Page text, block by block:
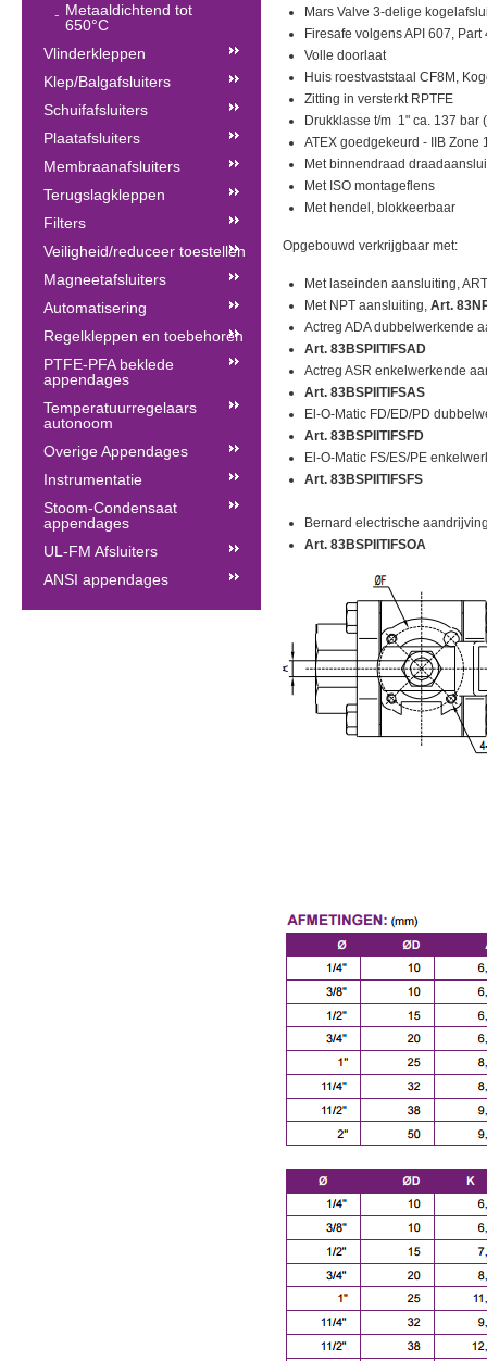
Mars Valve 3-delige
Firesafe volgens API 607, Part
Volle doorlaat
Huis roestvaststaal CF8M,
Zitting in versterkt RPTFE
Drukklasse t/m 1" ca. 137 bar
ATEX goedgekeurd - IIB Zone
Met binnendraad
Met ISO montageflens
Met hendel, blokkeerbaar
Opgebouwd verkrijgbaar met:
Met laseinden aansluiting,
Met NPT aansluiting, Art.
Actreg ADA dubbelwerkende
Art. 83BSPIITIFSAD
Actreg ASR enkelwerkende
Art. 83BSPIITIFSAS
El-O-Matic FD/ED/PD
Art. 83BSPIITIFSFD
El-O-Matic FS/ES/PE
Art. 83BSPIITIFSFS
Bernard electrische
Art. 83BSPIITIFSOA
Metaaldichtend tot
650°C
Vlinderkleppen
Klep/Balgafsluiters
Schuifafsluiters
Plaatafsluiters
Membraanafsluiters
Terugslagkleppen
Filters
Veiligheid/reduceer toestellen
Magneetafsluiters
Automatisering
Regelkleppen en toebehoren
PTFE-PFA beklede
appendages
Temperatuurregelaars
autonoom
Overige Appendages
Instrumentatie
Stoom-Condensaat
appendages
UL-FM Afsluiters
ANSI appendages